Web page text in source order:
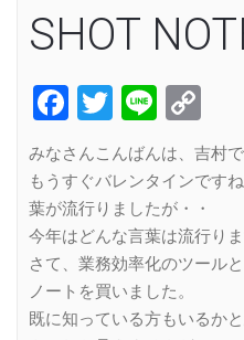
SHOT
Facebook
Twitter
Line
みなさんこんばんは、吉村で
もうすぐバレンタインです
葉が流行りましたが・・
今年はどんな言葉は流行りま
さて、業務効率化のツール
ノートを買いました。
既に知っている方もいるか